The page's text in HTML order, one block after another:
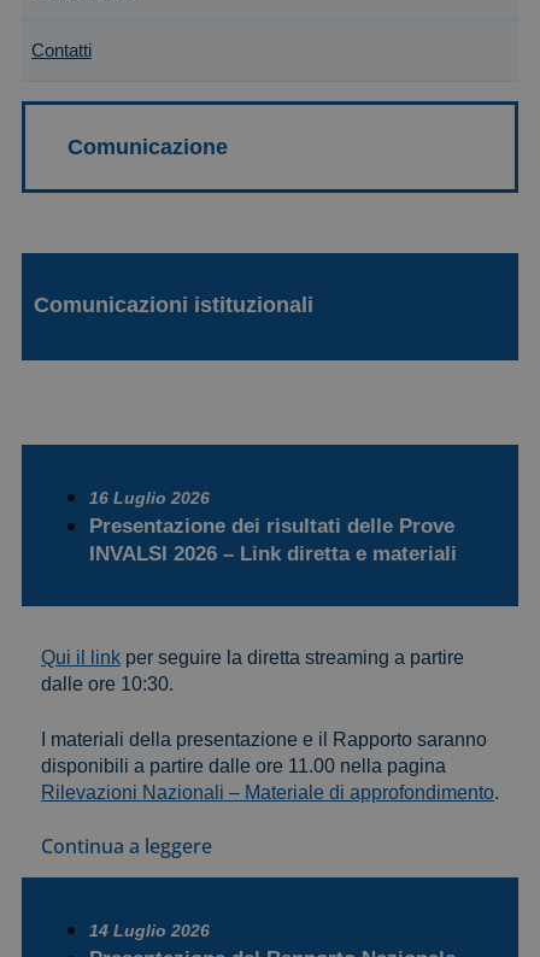
Contatti
Comunicazioni istituzionali
16 Luglio 2026
Presentazione dei risultati delle Prove
INVALSI 2026 – Link diretta e materiali
Qui il link per seguire la diretta streaming a partire
dalle ore 10:30.
I materiali della presentazione e il Rapporto saranno
disponibili a partire dalle ore 11.00 nella pagina
Rilevazioni Nazionali – Materiale di approfondimento.
Continua a leggere
14 Luglio 2026